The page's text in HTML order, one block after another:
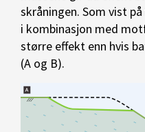
skråningen. Som vist
i kombinasjon med
større effekt enn hvis
(A og B).